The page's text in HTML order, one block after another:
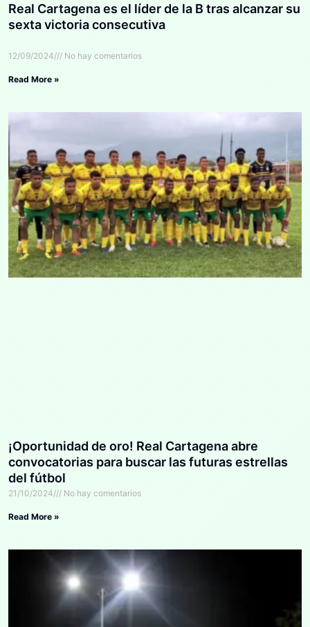
Real Cartagena es el líder de la B tras alcanzar su
sexta victoria consecutiva
12/09/2024 No hay comentarios
Read More »
¡Oportunidad de oro! Real Cartagena abre
convocatorias para buscar las futuras estrellas
del fútbol
21/10/2024 No hay comentarios
Read More »